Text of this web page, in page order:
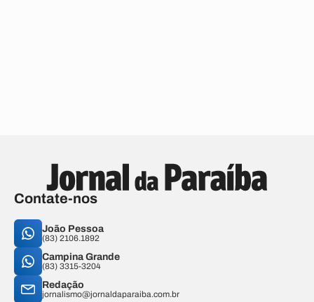
Contate-nos
João Pessoa
(83) 2106.1892
Campina Grande
(83) 3315-3204
Redação
jornalismo@jornaldaparaiba.com.br